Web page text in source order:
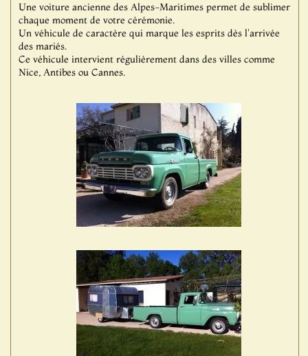
Une voiture ancienne des Alpes-Maritimes permet de sublimer
chaque moment de votre cérémonie.
Un véhicule de caractère qui marque les esprits dès l'arrivée
des mariés.
Ce véhicule intervient régulièrement dans des villes comme
Nice, Antibes ou Cannes.